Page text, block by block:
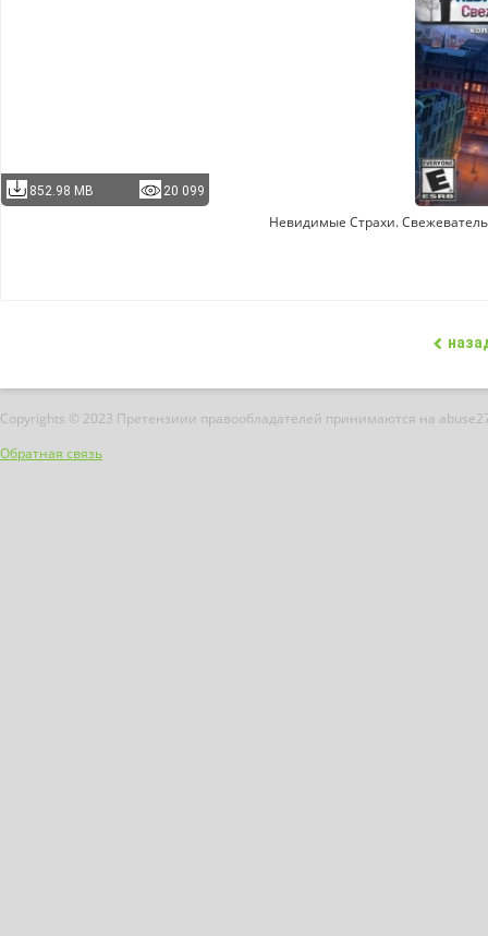
852.98 MB 20 099
Невидимые Cтрахи. Свежеватель
Copyrights © 2023 Претензиии правообладателей принимаются на
Обратная связь